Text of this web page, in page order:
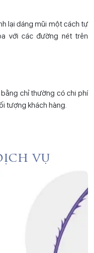
lại dáng mũi một cách tự
với các đường nét trên
chỉ thường có chi phí
tượng khách hàng.
vụ